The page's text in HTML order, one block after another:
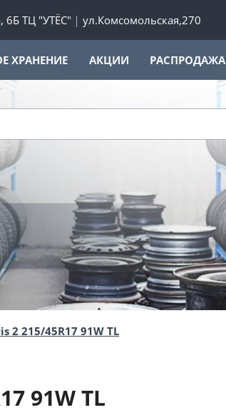
6Б ТЦ "УТЁС" ул.Комсомольская,270
ХРАНЕНИЕ АКЦИИ РАСПРОДАЖА
215/45R17 91W TL
91W TL